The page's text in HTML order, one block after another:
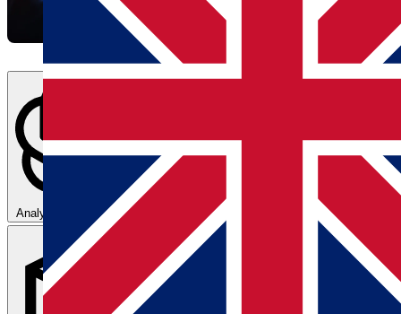
Analyser avec ChatGPT Résumer avec Claude